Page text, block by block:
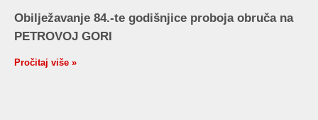
Obilježavanje 84.-te godišnjice proboja obruča na
PETROVOJ GORI
Pročitaj više »